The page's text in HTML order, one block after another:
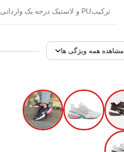
ترکیبPU و لاستیک درجه یک وارداتی
مشاهده همه ویژگی ها